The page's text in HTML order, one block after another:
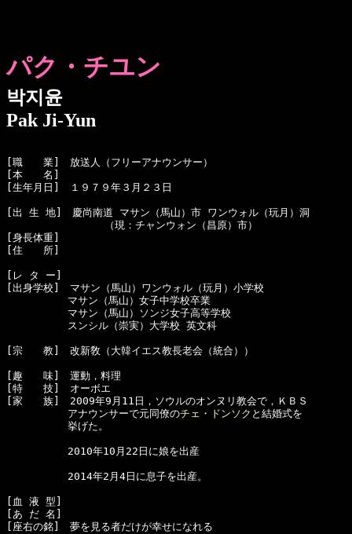
パク・チユン
박지윤
Pak Ji-Yun
[職　　業]　放送人（フリーアナウンサー）
[本　　名]
[生年月日]　１９７９年３月２３日
[出 生 地]　慶尚南道 マサン（馬山）市 ワンウォル（玩月）洞
（現：チャンウォン（昌原）市）
[身長体重]
[住　　所]
[レ タ ー]
[出身学校]　マサン（馬山）ワンウォル（玩月）小学校
マサン（馬山）女子中学校卒業
マサン（馬山）ソンジ女子高等学校
スンシル（崇実）大学校 英文科
[宗　　教]　改新敎（大韓イエス教長老会（統合））
[趣　　味]　運動，料理
[特　　技]　オーボエ
[家　　族]　2009年9月11日，ソウルのオンヌリ教会で，ＫＢＳ
アナウンサーで元同僚のチェ・ドンソク と結婚式を
挙げた。
2010年10月22日に娘を出産
2014年2月4日に息子を出産。
[血 液 型]
[あ だ 名]
[座右の銘]　夢を見る者だけが幸せになれる